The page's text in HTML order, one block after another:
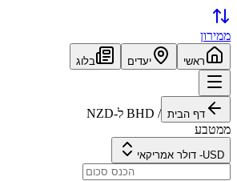
ממירון
ראשי יעדים בלוג
דף הבית /
BHD ל-NZD
ממטבע
USD
- דולר אמריקאי